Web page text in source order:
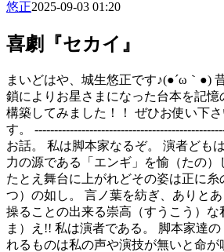
悠正2025-09-03 01:20
喜劇『セカイ』
まいどはや、城生悠正です♪(●´ω｀●)
鎖によりお星さまになった台本を記
構築してみました！！ ぜひお使い下
す。
お話。 私は脚本家なるぞ。 演者ども
力の源である「エンギ」を愉（たの）
たとえ舞台に上がれどその姿は正に糸
つ）の如し。 言ノ葉を紡ぎ、ありと
操ることの出来る崇高（すうこう）な
ま）え!! 私は演者である。 脚本家達
れるものは私の声や演技が無いと命が